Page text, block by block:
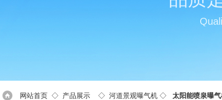
网站首页 ◇ 产品展示 ◇ 河道景观曝气机 ◇ 太阳能喷泉曝